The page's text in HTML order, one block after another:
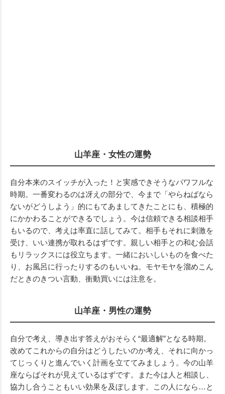
山羊座・女性の運勢
自分本来のスイッチが入った！と実感できそうなパワフルな
時期。一番変わるのは冴えの部分で、今まで「やらねばなら
ないがどうしよう」的にもてあましてきたことにも、積極的
にかかわることができるでしょう。今は信頼できる相談相手
もいるので、考えは率直に話してみて。相手もそれに刺激を
受け、いい連携が取れるはずです。親しい相手との和む会話
もリラックスには役立ちます。一緒においしいものを食べた
り、お風呂に行ったりするのもいいね。モヤモヤを溜めこん
だときのきつい言動、衝動買いには注意を。
山羊座・男性の運勢
自分で考え、導き出す答えがおそらく“最適解”となる時期。
改めてこれからの自分はどうしたいのか考え、それに向かっ
てじっくりと進んでいく計画を立ててみましょう。今の山羊
座ならばそれが見えているはずです。また今は人と相談し、
協力し合うこともいい効果を及ぼします。この人になら…と